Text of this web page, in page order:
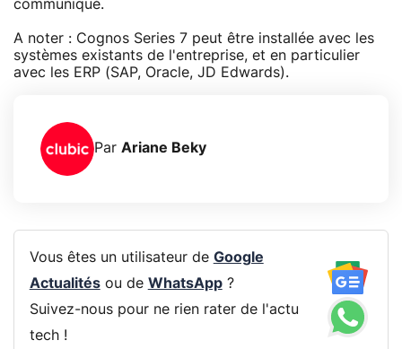
communiqué.
A noter : Cognos Series 7 peut être installée avec les
systèmes existants de l'entreprise, et en particulier
avec les ERP (SAP, Oracle, JD Edwards).
Par Ariane Beky
Vous êtes un utilisateur de Google
Actualitésou de WhatsApp?
Suivez-nous pour ne rien rater de l'actu
tech !